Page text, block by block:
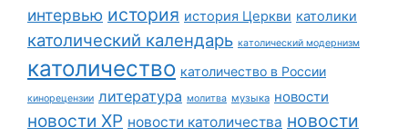
интервью история история Церкви католики
католический календарь католический модернизм
католичество католичество в России
кинорецензии литература молитва музыка новости
новости ХР новости католичества новости